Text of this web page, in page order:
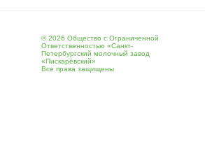
© 2026 Общество с Ограниченной
Ответственностью «Санкт-
Петербургский молочный завод
«Пискарёвский»
Все права защищены